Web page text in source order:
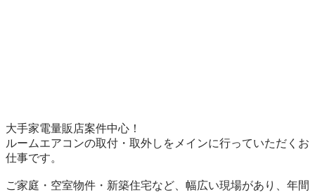
大手家電量販店案件中心！
ルームエアコンの取付・取外しをメインに行っていただくお
仕事です。
ご家庭・空室物件・新築住宅など、幅広い現場があり、年間